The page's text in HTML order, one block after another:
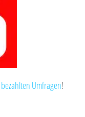
bezahlten Umfragen!